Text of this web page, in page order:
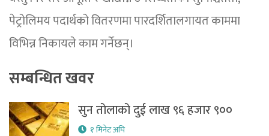
पेट्रोलिमय पदार्थको वितरणमा पारदर्शितालगायत काममा
विभिन्न निकायले काम गर्नेछन्।
सम्बन्धित खवर
सुन तोलाको दुई लाख ९६ हजार ९००
१ मिनेट अघि